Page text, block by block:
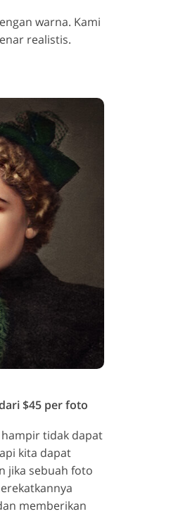
warna. Kami
realistis.
$45 per foto
tidak dapat
kita dapat
jika sebuah foto
memberikan